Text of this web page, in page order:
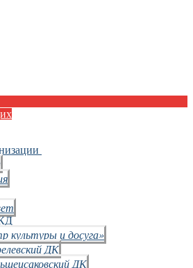
культуры и досуга»
ДК
ДК